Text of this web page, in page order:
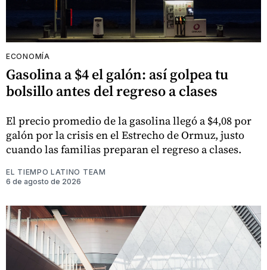
ECONOMÍA
Gasolina a $4 el galón: así golpea tu
bolsillo antes del regreso a clases
El precio promedio de la gasolina llegó a $4,08 por
galón por la crisis en el Estrecho de Ormuz, justo
cuando las familias preparan el regreso a clases.
EL TIEMPO LATINO TEAM
6 de agosto de 2026